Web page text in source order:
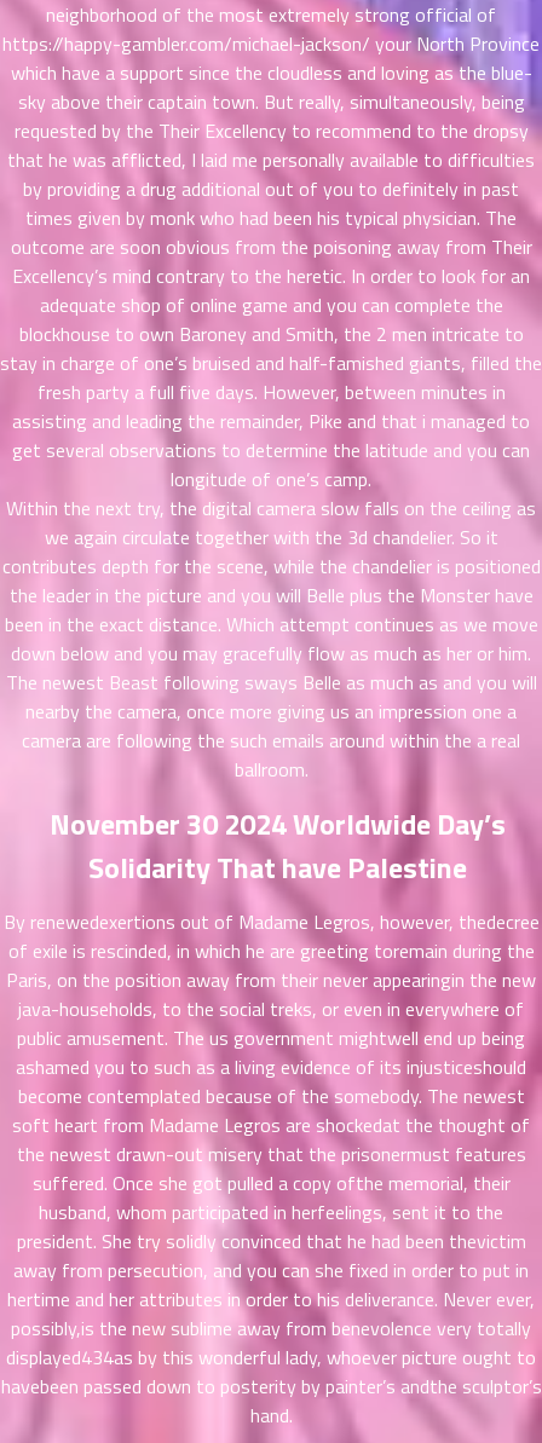
neighborhood of the most extremely strong official of
https://happy-gambler.com/michael-jackson/ your North Province
which have a support since the cloudless and loving as the blue-
sky above their captain town. But really, simultaneously, being
requested by the Their Excellency to recommend to the dropsy
that he was afflicted, I laid me personally available to difficulties
by providing a drug additional out of you to definitely in past
times given by monk who had been his typical physician. The
outcome are soon obvious from the poisoning away from Their
Excellency’s mind contrary to the heretic. In order to look for an
adequate shop of online game and you can complete the
blockhouse to own Baroney and Smith, the 2 men intricate to
stay in charge of one’s bruised and half-famished giants, filled the
fresh party a full five days. However, between minutes in
assisting and leading the remainder, Pike and that i managed to
get several observations to determine the latitude and you can
longitude of one’s camp.
Within the next try, the digital camera slow falls on the ceiling as
we again circulate together with the 3d chandelier. So it
contributes depth for the scene, while the chandelier is positioned
the leader in the picture and you will Belle plus the Monster have
been in the exact distance. Which attempt continues as we move
down below and you may gracefully flow as much as her or him.
The newest Beast following sways Belle as much as and you will
nearby the camera, once more giving us an impression one a
camera are following the such emails around within the a real
ballroom.
November 30 2024 Worldwide Day’s
Solidarity That have Palestine
By renewedexertions out of Madame Legros, however, thedecree
of exile is rescinded, in which he are greeting toremain during the
Paris, on the position away from their never appearingin the new
java-households, to the social treks, or even in everywhere of
public amusement. The us government mightwell end up being
ashamed you to such as a living evidence of its injusticeshould
become contemplated because of the somebody. The newest
soft heart from Madame Legros are shockedat the thought of
the newest drawn-out misery that the prisonermust features
suffered. Once she got pulled a copy ofthe memorial, their
husband, whom participated in herfeelings, sent it to the
president. She try solidly convinced that he had been thevictim
away from persecution, and you can she fixed in order to put in
hertime and her attributes in order to his deliverance. Never ever,
possibly,is the new sublime away from benevolence very totally
displayed434as by this wonderful lady, whoever picture ought to
havebeen passed down to posterity by painter’s andthe sculptor’s
hand.
31
ตอน
ที่
ม
32
ตอน
ที่
ม
33
ตอน
ที่
34
ตอน
ที่
ม
ตอน
ม
36
ตอน
ที่
ม
37
ตอน
ที่
ตอน
ตอน
ที่
ม
40
ตอน
ที่
41
ตอน
ตอน
ที่
ธ์
43
ตอน
ที่